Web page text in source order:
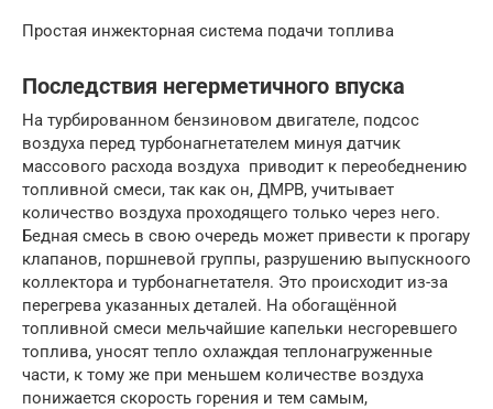
Простая инжекторная система подачи топлива
Последствия негерметичного впуска
На турбированном бензиновом двигателе, подсос
воздуха перед турбонагнетателем минуя датчик
массового расхода воздуха приводит к переобеднению
топливной смеси, так как он, ДМРВ, учитывает
количество воздуха проходящего только через него.
Бедная смесь в свою очередь может привести к прогару
клапанов, поршневой группы, разрушению выпускноого
коллектора и турбонагнетателя. Это происходит из-за
перегрева указанных деталей. На обогащённой
топливной смеси мельчайшие капельки несгоревшего
топлива, уносят тепло охлаждая теплонагруженные
части, к тому же при меньшем количестве воздуха
понижается скорость горения и тем самым,